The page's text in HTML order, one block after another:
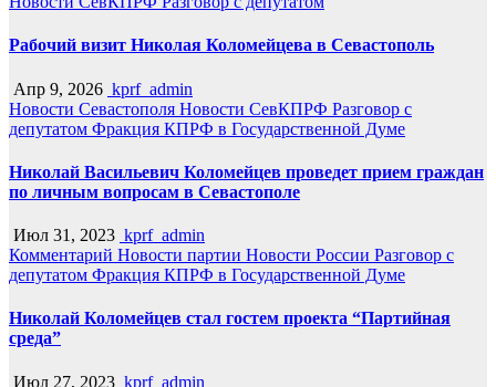
Рабочий визит Николая Коломейцева в Севастополь
Апр 9, 2026 kprf_admin
Новости Севастополя Новости СевКПРФ Разговор с
депутатом Фракция КПРФ в Государственной Думе
Николай Васильевич Коломейцев проведет прием граждан
по личным вопросам в Севастополе
Июл 31, 2023 kprf_admin
Комментарий Новости партии Новости России Разговор с
депутатом Фракция КПРФ в Государственной Думе
Николай Коломейцев стал гостем проекта “Партийная
среда”
Июл 27, 2023 kprf_admin